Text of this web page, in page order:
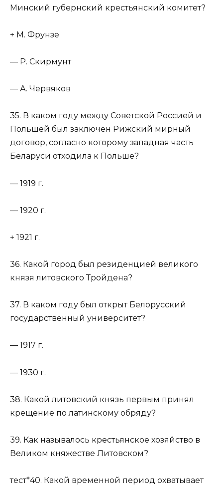
Минский губернский крестьянский комитет?
+ М. Фрунзе
— Р. Скирмунт
— А. Червяков
35. В каком году между Советской Россией и
Польшей был заключен Рижский мирный
договор, согласно которому западная часть
Беларуси отходила к Польше?
— 1919 г.
— 1920 г.
+ 1921 г.
36. Какой город был резиденцией великого
князя литовского Тройдена?
37. В каком году был открыт Белорусский
государственный университет?
— 1917 г.
— 1930 г.
38. Какой литовский князь первым принял
крещение по латинскому обряду?
39. Как называлось крестьянское хозяйство в
Великом княжестве Литовском?
тест*40. Какой временной период охватывает